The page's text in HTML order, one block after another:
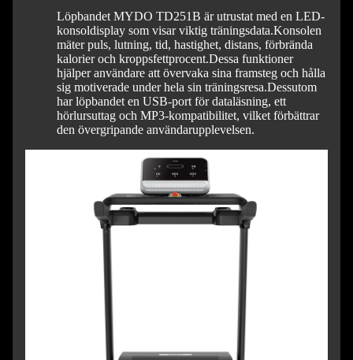
Löpbandet MYDO TD251B är utrustat med en LED-
konsoldisplay som visar viktig träningsdata.Konsolen
mäter puls, lutning, tid, hastighet, distans, förbrända
kalorier och kroppsfettprocent.Dessa funktioner
hjälper användare att övervaka sina framsteg och hålla
sig motiverade under hela sin träningsresa.Dessutom
har löpbandet en USB-port för dataläsning, ett
hörlursuttag och MP3-kompatibilitet, vilket förbättrar
den övergripande användarupplevelsen.